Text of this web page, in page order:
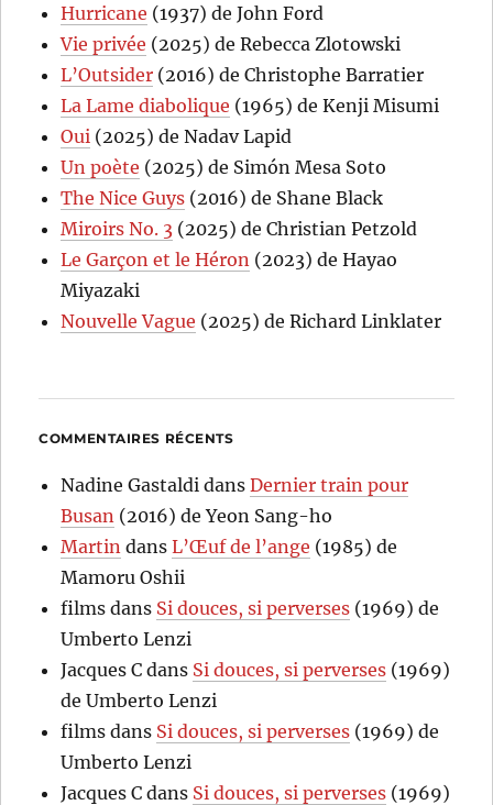
Hurricane (1937) de John Ford
Vie privée (2025) de Rebecca Zlotowski
L’Outsider (2016) de Christophe Barratier
La Lame diabolique (1965) de Kenji Misumi
Oui (2025) de Nadav Lapid
Un poète (2025) de Simón Mesa Soto
The Nice Guys (2016) de Shane Black
Miroirs No. 3 (2025) de Christian Petzold
Le Garçon et le Héron (2023) de Hayao
Miyazaki
Nouvelle Vague (2025) de Richard Linklater
COMMENTAIRES RÉCENTS
Nadine Gastaldi dansDernier train pour
Busan (2016) de Yeon Sang-ho
Martin dansL’Œuf de l’ange (1985) de
Mamoru Oshii
films dans Si douces, si perverses (1969) de
Umberto Lenzi
Jacques C dans Si douces, si perverses (1969)
de Umberto Lenzi
films dans Si douces, si perverses (1969) de
Umberto Lenzi
Jacques C dans Si douces, si perverses (1969)